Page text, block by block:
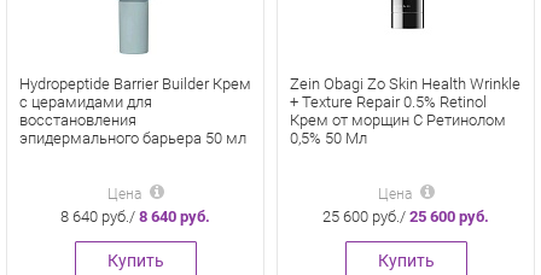
Hydropeptide Barrier Builder Крем
с церамидами для
восстановления
эпидермального барьера 50 мл
Цена
8 640 руб./ 8 640 руб.
Купить
Zein Obagi Zo Skin Health Wrinkle
+ Texture Repair 0.5% Retinol
Крем от морщин С Ретинолом
0,5% 50 Мл
Цена
25 600 руб./ 25 600 руб.
Купить